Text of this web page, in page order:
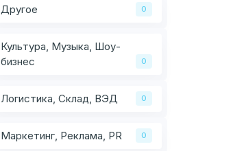
Другое 0
Культура, Музыка, Шоу-
бизнес
0
Логистика, Склад, ВЭД 0
Маркетинг, Реклама, PR 0